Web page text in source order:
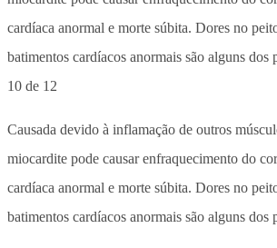
10 de 12
Causada devido à inflamação de outros
miocardite pode causar enfraquecimento do
cardíaca anormal e morte súbita. Dores no
batimentos cardíacos anormais são alguns dos